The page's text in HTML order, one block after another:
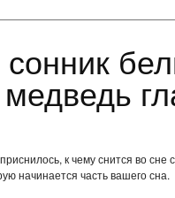
к чему снится во
начинается часть вашего сна.